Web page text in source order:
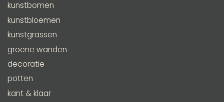
kunstbomen
kunstbloemen
kunstgrassen
groene wanden
decoratie
potten
kant & klaar